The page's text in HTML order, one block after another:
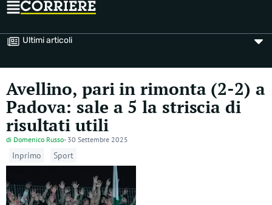
Ultimi articoli
Avellino, pari in rimonta (2-2) a
Padova: sale a 5 la striscia di
risultati utili
di Domenico Russo- 30 Settembre 2025
Inprimo Sport